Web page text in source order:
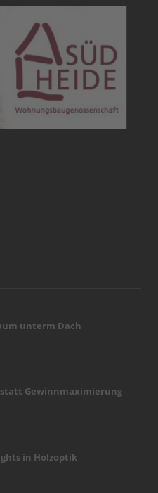
unterm Dach
Gewinnmaximierung
in Holzoptik